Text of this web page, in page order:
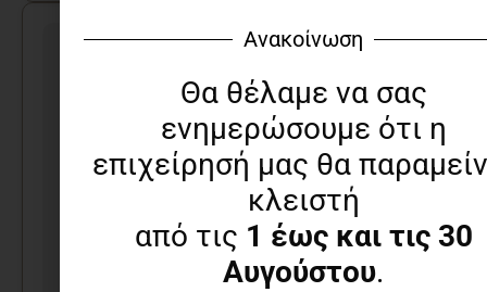
Ανακοίνωση
Θα θέλαμε να σας
ενημερώσουμε ότι η
επιχείρησή μας θα
κλειστή
από τις 1 έως και τις 30
Αυγούστου.